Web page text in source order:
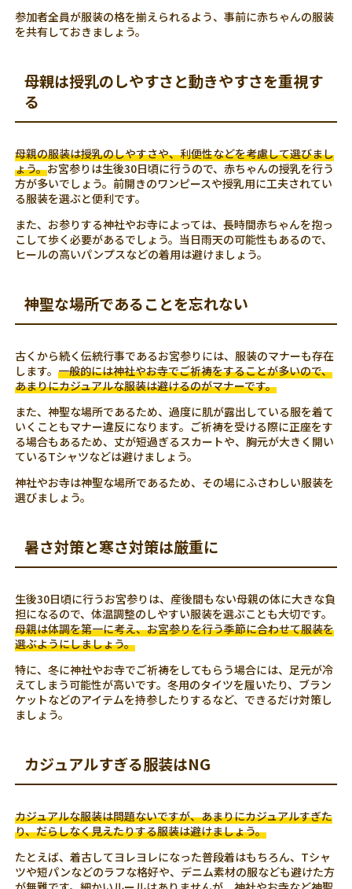
参加者全員が服装の格を揃えられるよう、事前に赤ちゃんの服装
を共有しておきましょう。
母親は授乳のしやすさと動きやすさを重視す
る
母親の服装は授乳のしやすさや、利便性などを考慮して選びまし
ょう。お宮参りは生後30日頃に行うので、赤ちゃんの授乳を行う
方が多いでしょう。前開きのワンピースや授乳用に工夫されてい
る服装を選ぶと便利です。
また、お参りする神社やお寺によっては、長時間赤ちゃんを抱っ
こして歩く必要があるでしょう。当日雨天の可能性もあるので、
ヒールの高いパンプスなどの着用は避けましょう。
神聖な場所であることを忘れない
古くから続く伝統行事であるお宮参りには、服装のマナーも存在
します。一般的には神社やお寺でご祈祷をすることが多いので、
あまりにカジュアルな服装は避けるのがマナーです。
また、神聖な場所であるため、過度に肌が露出している服を着て
いくこともマナー違反になります。ご祈祷を受ける際に正座をす
る場合もあるため、丈が短過ぎるスカートや、胸元が大きく開い
ているTシャツなどは避けましょう。
神社やお寺は神聖な場所であるため、その場にふさわしい服装を
選びましょう。
暑さ対策と寒さ対策は厳重に
生後30日頃に行うお宮参りは、産後間もない母親の体に大きな負
担になるので、体温調整のしやすい服装を選ぶことも大切です。
母親は体調を第一に考え、お宮参りを行う季節に合わせて服装を
選ぶようにしましょう。
特に、冬に神社やお寺でご祈祷をしてもらう場合には、足元が冷
えてしまう可能性が高いです。冬用のタイツを履いたり、ブラン
ケットなどのアイテムを持参したりするなど、できるだけ対策し
ましょう。
カジュアルすぎる服装はNG
カジュアルな服装は問題ないですが、あまりにカジュアルすぎた
り、だらしなく見えたりする服装は避けましょう。
たとえば、着古してヨレヨレになった普段着はもちろん、Tシャ
ツや短パンなどのラフな格好や、デニム素材の服なども避けた方